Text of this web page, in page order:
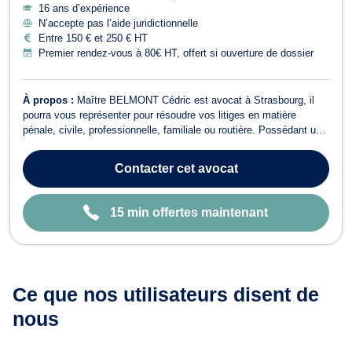
16 ans d’expérience
N’accepte pas l’aide juridictionnelle
Entre 150 € et 250 € HT
Premier rendez-vous à 80€ HT, offert si ouverture de dossier
À propos : Maître BELMONT Cédric est avocat à Strasbourg, il
pourra vous représenter pour résoudre vos litiges en matière
pénale, civile, professionnelle, familiale ou routière. Possédant un
avocat peut prendre en main toute dossier en droit pénale,
notamment les crimes...Contactercet avocat
15 min offertes maintenant
Ce que nos utilisateurs disent de
nous